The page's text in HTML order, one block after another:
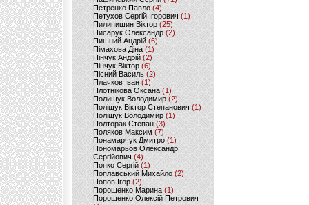
Петренко Павло (4)
Петухов Сергій Ігорович (1)
Пилипишин Віктор(25)
Писарук Олександр(2)
Пишний Андрій (6)
Пімахова Діна(1)
Пінчук Андрій(2)
Пінчук Віктор (6)
Пісний Василь (2)
Плачков Іван(1)
Плотнікова Оксана (1)
Полищук Володимир(2)
Поліщук Віктор Степанович(1)
Поліщук Володимир (1)
Полторак Степан(3)
Поляков Максим (7)
Понамарчук Дмитро (1)
Пономарьов Олександр
Сергійович(4)
Попко Сергій (1)
Поплавський Михайло (2)
Попов Ігор(2)
Порошенко Марина (1)
Порошенко Олексій Петрович